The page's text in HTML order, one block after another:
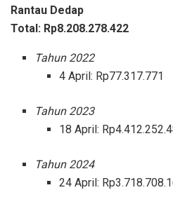
Rantau Dedap
Total: Rp8.208.278.422
Tahun 2022
4 April: Rp77.317.771
Tahun 2023
18 April:
Tahun 2024
24 April: